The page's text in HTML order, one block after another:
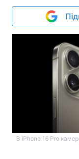
В iPhone 16 Pro